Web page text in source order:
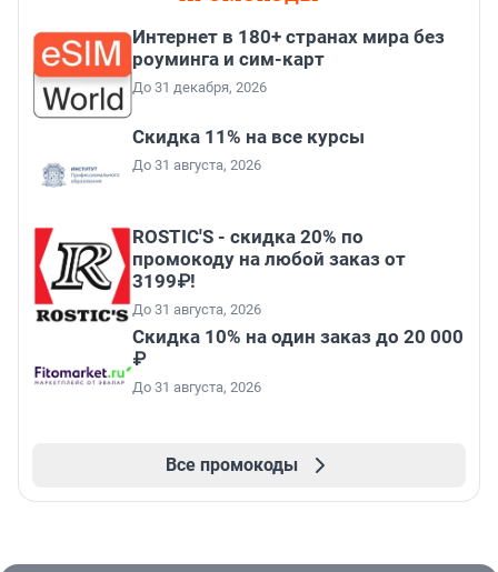
Интернет в 180+ странах мира без
роуминга и сим-карт
До 31 декабря, 2026
Скидка 11% на все курсы
До 31 августа, 2026
ROSTIC'S - скидка 20% по
промокоду на любой заказ от
3199₽!
До 31 августа, 2026
Скидка 10% на один заказ до 20 000
₽
До 31 августа, 2026
Все промокоды